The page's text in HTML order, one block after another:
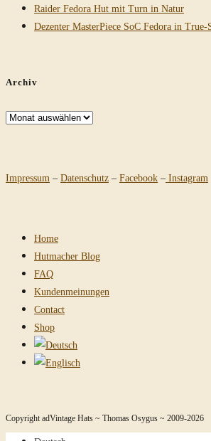
Raider Fedora Hut mit Turn in Natur
Dezenter MasterPiece SoC Fedora in
Archiv
Archiv
Impressum – Datenschutz – Facebook – Instagram
Home
Hutmacher Blog
FAQ
Kundenmeinungen
Contact
Shop
Copyright adVintage Hats ~ Thomas Osygus ~ 2009-2026